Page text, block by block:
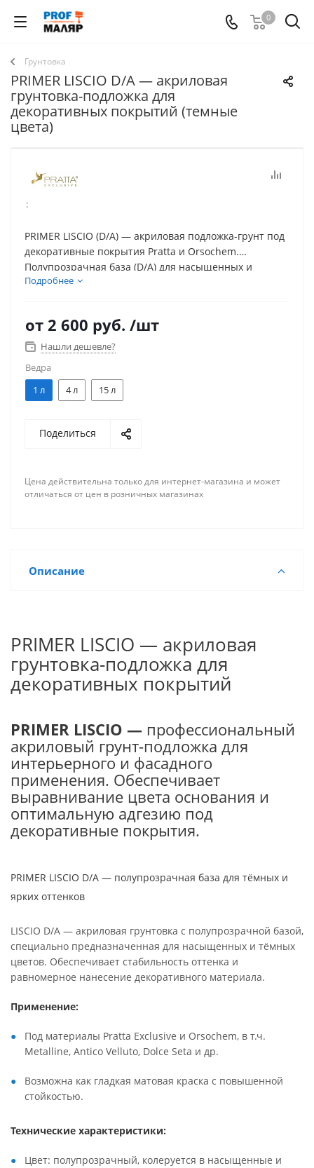
0
Грунтовкa
PRIMER LISCIO D/A — акриловая
грунтовка-подложка для
декоративных покрытий (темные
цвета)
:
PRIMER LISCIO (D/A) — акриловая подложка-грунт под
декоративные покрытия Pratta и Orsochem.
Полупрозрачная база (D/A) для насыщенных и
темных цветов. Повышает адгезию и укрывистость,
Подробнее
от 2 600 руб. /шт
Нашли дешевле?
Ведра
1 л
4 л 15 л
Поделиться
Цена действительна только для интернет-магазина и может
отличаться от цен в розничных магазинах
Описание
PRIMER LISCIO — акриловая
грунтовка-подложка для
декоративных покрытий
PRIMER LISCIO — профессиональный
акриловый грунт-подложка для
интерьерного и фасадного
применения. Обеспечивает
выравнивание цвета основания и
оптимальную адгезию под
декоративные покрытия.
PRIMER LISCIO D/A — полупрозрачная база для тёмных и
ярких оттенков
LISCIO D/A — акриловая грунтовка с полупрозрачной базой,
специально предназначенная для насыщенных и тёмных
цветов. Обеспечивает стабильность оттенка и
равномерное нанесение декоративного материала.
Применение:
Под материалы Pratta Exclusive и Orsochem, в т.ч.
Metalline, Antico Velluto, Dolce Seta и др.
Возможна как гладкая матовая краска с повышенной
стойкостью.
Технические характеристики:
Цвет: полупрозрачный, колеруется в насыщенные и